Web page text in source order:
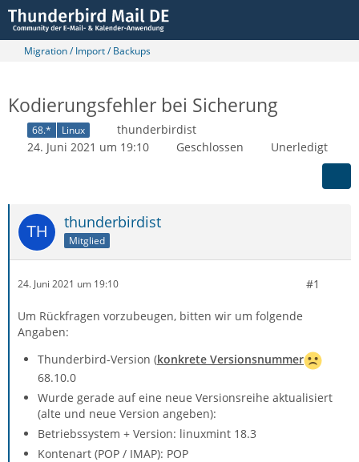
Migration / Import / Backups
Kodierungsfehler bei Sicherung
68.* Linux
thunderbirdist
24. Juni 2021 um 19:10
Geschlossen Unerledigt
thunderbirdist
Mitglied
24. Juni 2021 um 19:10 #1
Um Rückfragen vorzubeugen, bitten wir um folgende
Angaben:
Thunderbird-Version (konkrete Versionsnummer
68.10.0
Wurde gerade auf eine neue Versionsreihe aktualisiert
(alte und neue Version angeben):
Betriebssystem + Version: linuxmint 18.3
Kontenart (POP / IMAP): POP